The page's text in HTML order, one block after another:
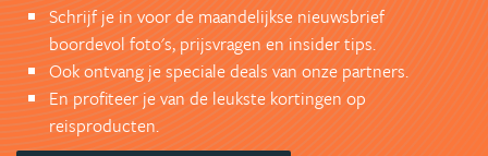
Schrijf je in voor de maandelijkse nieuwsbrief
boordevol foto's, prijsvragen en insider tips.
Ook ontvang je speciale deals van onze partners.
En profiteer je van de leukste kortingen op
reisproducten.